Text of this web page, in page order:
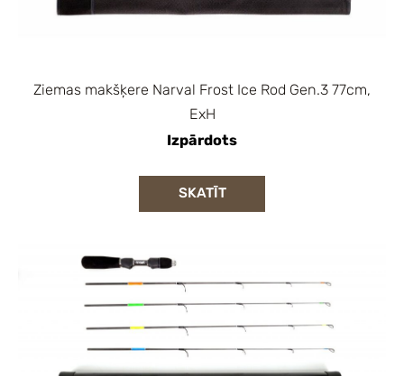
Ziemas makšķere Narval Frost Ice Rod Gen.3 77cm,
ExH
Izpārdots
SKATĪT